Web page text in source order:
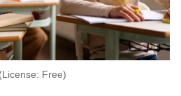
Free)